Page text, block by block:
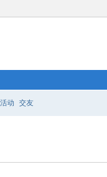
活动 交友